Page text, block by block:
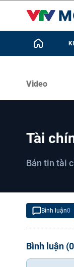
Video
Tài
Bản tin tài
Bình luận0
Bình luận (0